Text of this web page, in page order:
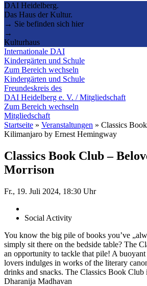
DAI Heidelberg.
Das Haus der Kultur.
→ Sie befinden sich hier
→
Kulturhaus
Internationale DAI
Kindergärten und Schule
Zum Bereich wechseln
Kindergärten und Schule
Freundeskreis des
DAI Heidelberg e. V. / Mitgliedschaft
Zum Bereich wechseln
Mitgliedschaft
Startseite » Veranstaltungen » Classics
Kilimanjaro by Ernest Hemingway
Classics Book Club –
Morrison
Fr., 19. Juli 2024, 18:30 Uhr
Social Activity
You know the big pile of books you’ve
simply sit there on the bedside table? The
an opportunity to tackle that pile! A
lovers indulges in works of the literary
drinks and snacks. The Classics Book Club
Dharanija Madhavan